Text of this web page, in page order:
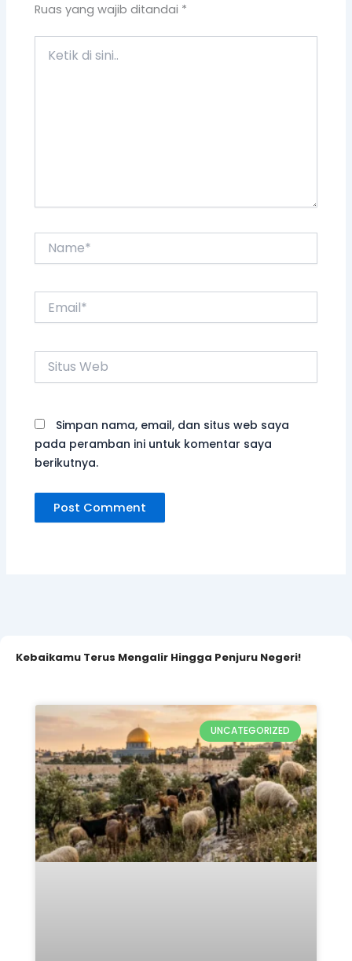
Ruas yang wajib ditandai *
Situs
Web
Simpan nama, email, dan situs web saya
pada peramban ini untuk komentar saya
berikutnya.
Kebaikamu Terus Mengalir Hingga Penjuru Negeri!
UNCATEGORIZED